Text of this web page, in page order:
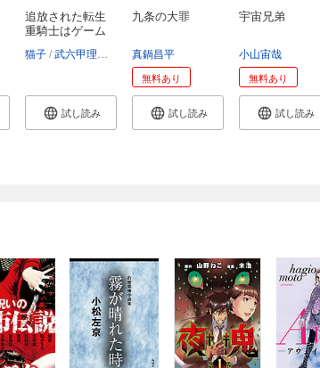
追放された転生
重騎士はゲーム
猫子 武六甲理衣 じゃいあん
試し読み
九条の大罪
真鍋昌平
無料あり
試し読み
宇宙兄弟
小山宙哉
無料あり
試し読み